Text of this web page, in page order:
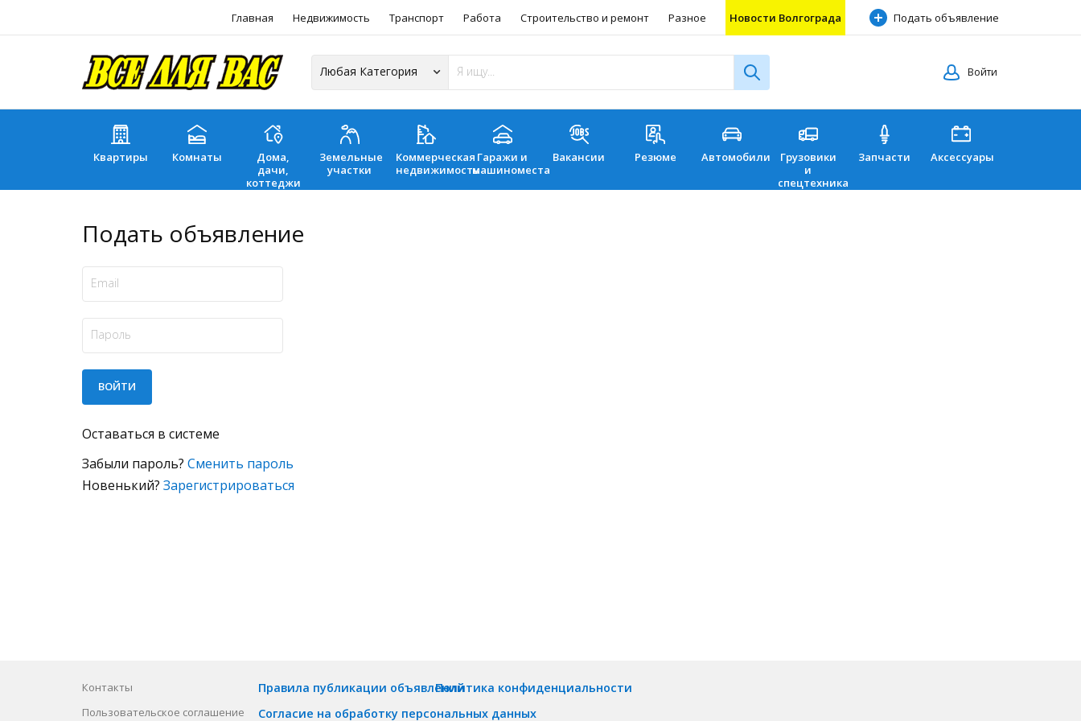
Главная Недвижимость Транспорт Работа Строительство и ремонт Разное Новости Волгограда Подать объявление
Войти
Квартиры Комнаты
Дома,
дачи,
коттеджи
Земельные
участки
Коммерческая
недвижимость
Гаражи и
машиноместа
Вакансии Резюме Автомобили
Грузовики
и
спецтехника
Запчасти Аксессуары
Подать объявление
Оставаться в системе
Забыли пароль? Сменить пароль
Новенький? Зарегистрироваться
Контакты
Пользовательское соглашение
Правила публикации объявлений
Согласие на обработку персональных данных
Политика конфиденциальности